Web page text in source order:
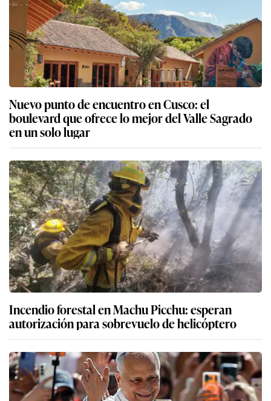
Nuevo punto de encuentro en Cusco: el
boulevard que ofrece lo mejor del Valle Sagrado
en un solo lugar
Incendio forestal en Machu Picchu: esperan
autorización para sobrevuelo de helicóptero